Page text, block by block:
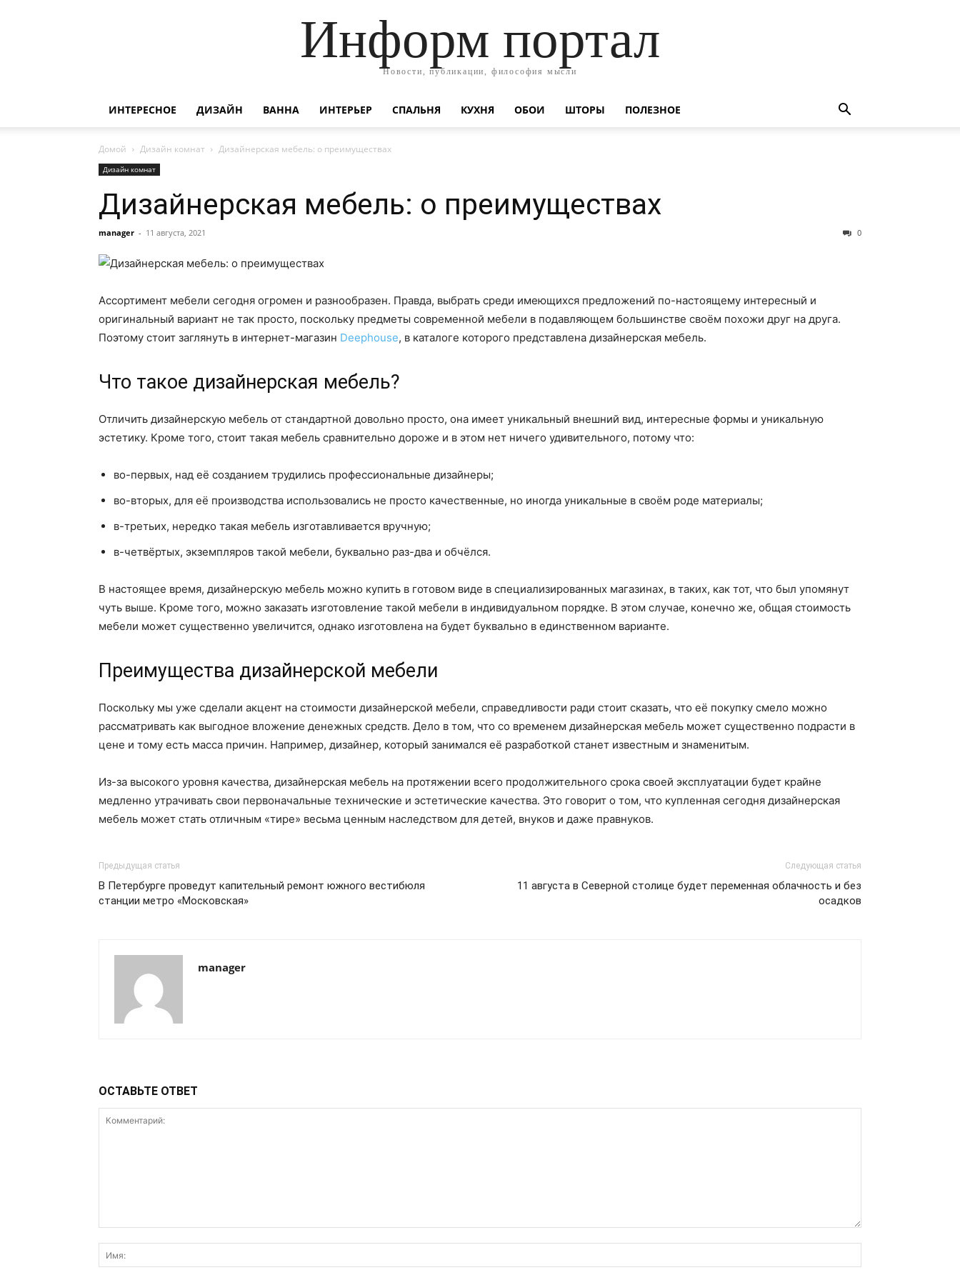
Информ портал
Новости, публикации, философия мысли
ИНТЕРЕСНОЕ ДИЗАЙН ВАННА ИНТЕРЬЕР СПАЛЬНЯ КУХНЯ ОБОИ ШТОРЫ ПОЛЕЗНОЕ
Домой Дизайн комнат Дизайнерская мебель: о преимуществах
Дизайн комнат
Дизайнерская мебель: о преимуществах
manager - 11 августа, 2021 0
Ассортимент мебели сегодня огромен и разнообразен. Правда, выбрать среди имеющихся предложений по-настоящему интересный и
оригинальный вариант не так просто, поскольку предметы современной мебели в подавляющем большинстве своём похожи друг на друга.
Поэтому стоит заглянуть в интернет-магазин Deephouse, в каталоге которого представлена дизайнерская мебель.
Что такое дизайнерская мебель?
Отличить дизайнерскую мебель от стандартной довольно просто, она имеет уникальный внешний вид, интересные формы и уникальную
эстетику. Кроме того, стоит такая мебель сравнительно дороже и в этом нет ничего удивительного, потому что:
во-первых, над её созданием трудились профессиональные дизайнеры;
во-вторых, для её производства использовались не просто качественные, но иногда уникальные в своём роде материалы;
в-третьих, нередко такая мебель изготавливается вручную;
в-четвёртых, экземпляров такой мебели, буквально раз-два и обчёлся.
В настоящее время, дизайнерскую мебель можно купить в готовом виде в специализированных магазинах, в таких, как тот, что был упомянут
чуть выше. Кроме того, можно заказать изготовление такой мебели в индивидуальном порядке. В этом случае, конечно же, общая стоимость
мебели может существенно увеличится, однако изготовлена на будет буквально в единственном варианте.
Преимущества дизайнерской мебели
Поскольку мы уже сделали акцент на стоимости дизайнерской мебели, справедливости ради стоит сказать, что её покупку смело можно
рассматривать как выгодное вложение денежных средств. Дело в том, что со временем дизайнерская мебель может существенно подрасти в
цене и тому есть масса причин. Например, дизайнер, который занимался её разработкой станет известным и знаменитым.
Из-за высокого уровня качества, дизайнерская мебель на протяжении всего продолжительного срока своей эксплуатации будет крайне
медленно утрачивать свои первоначальные технические и эстетические качества. Это говорит о том, что купленная сегодня дизайнерская
мебель может стать отличным «тире» весьма ценным наследством для детей, внуков и даже правнуков.
Предыдущая статья
В Петербурге проведут капительный ремонт южного вестибюля
станции метро «Московская»
Следующая статья
11 августа в Северной столице будет переменная облачность и без
осадков
manager
ОСТАВЬТЕ ОТВЕТ